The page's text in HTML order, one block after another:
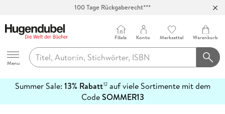
Abholung in über 100 Filialen
Hugendubel
Menu
Filiale Konto Merkzettel Warenkorb
Summer Sale: 13% Rabatt12auf viele Sortimente mit dem
CodeSOMMER13
erfahren